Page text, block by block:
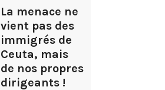
La menace ne
vient pas des
immigrés de
Ceuta, mais
de nos propres
dirigeants !